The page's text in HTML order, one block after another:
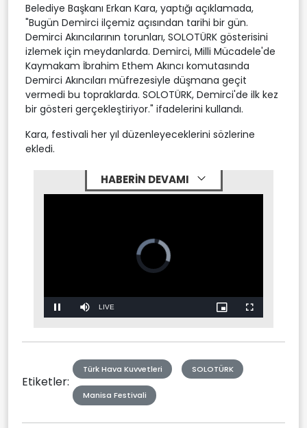
Belediye Başkanı Erkan Kara, yaptığı açıklamada,
"Bugün Demirci ilçemiz açısından tarihi bir gün.
Demirci Akıncılarının torunları, SOLOTÜRK gösterisini
izlemek için meydanlarda. Demirci, Milli Mücadele'de
Kaymakam İbrahim Ethem Akıncı komutasında
Demirci Akıncıları müfrezesiyle düşmana geçit
vermedi bu topraklarda. SOLOTÜRK, Demirci'de ilk kez
bir gösteri gerçekleştiriyor." ifadelerini kullandı.
Kara, festivali her yıl düzenleyeceklerini sözlerine
ekledi.
HABERİN DEVAMI
Pause Mute Stream
LIVE
Picture-
in-
Fullscreen
Etiketler:
Türk Hava Kuvvetleri SOLOTÜRK
Manisa Festivali